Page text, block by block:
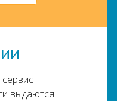
выдаются